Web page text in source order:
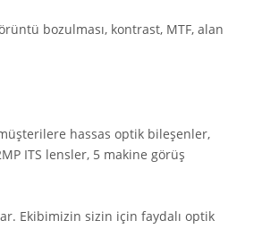
bozulması, kontrast, MTF, alan
hassas optik bileşenler,
ITS lensler, 5 makine görüş
Ekibimizin sizin için faydalı optik